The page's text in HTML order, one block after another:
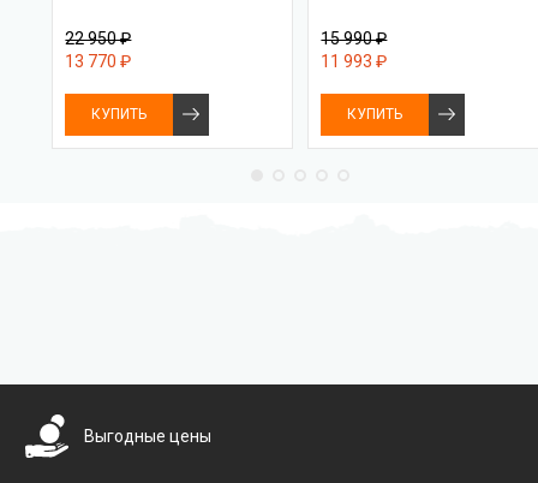
22 950 ₽
13 770 ₽
КУПИТЬ
15 990 ₽
11 993 ₽
КУПИТЬ
Выгодные цены